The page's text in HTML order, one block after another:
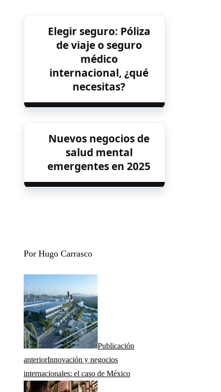
Elegir seguro: Póliza
de viaje o seguro
médico
internacional, ¿qué
necesitas?
Nuevos negocios de
salud mental
emergentes en 2025
Por Hugo Carrasco
Publicación
anteriorInnovación y negocios
internacionales: el caso de México